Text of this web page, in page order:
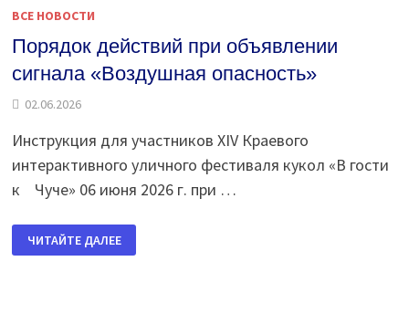
ВСЕ НОВОСТИ
Порядок действий при объявлении
сигнала «Воздушная опасность»
02.06.2026
Инструкция для участников XIV Краевого
интерактивного уличного фестиваля кукол «В гости
к Чуче» 06 июня 2026 г. при …
ПОРЯДОК
ДЕЙСТВИЙ
ПРИ
ЧИТАЙТЕ ДАЛЕЕ